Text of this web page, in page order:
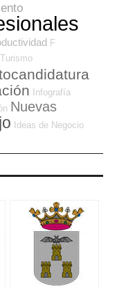
F
Turismo
Infografía
Nuevas
Ideas de Negocio